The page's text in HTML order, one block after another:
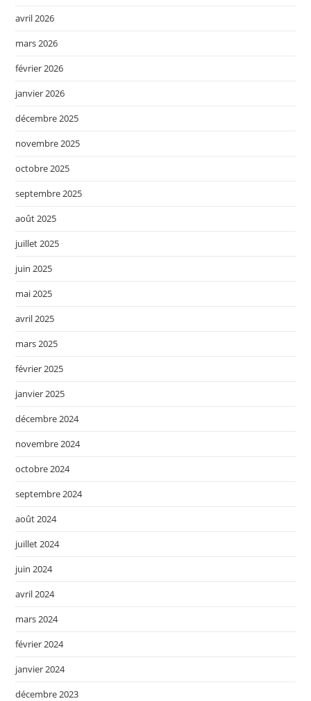
avril 2026
mars 2026
février 2026
janvier 2026
décembre 2025
novembre 2025
octobre 2025
septembre 2025
août 2025
juillet 2025
juin 2025
mai 2025
avril 2025
mars 2025
février 2025
janvier 2025
décembre 2024
novembre 2024
octobre 2024
septembre 2024
août 2024
juillet 2024
juin 2024
avril 2024
mars 2024
février 2024
janvier 2024
décembre 2023